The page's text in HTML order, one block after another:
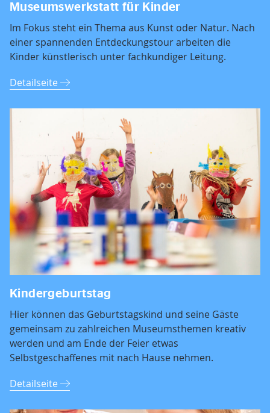
Museumswerkstatt für Kinder
Im Fokus steht ein Thema aus Kunst oder Natur. Nach
einer spannenden Entdeckungstour arbeiten die
Kinder künstlerisch unter fachkundiger Leitung.
Detailseite
Kindergeburtstag
Hier können das Geburtstagskind und seine Gäste
gemeinsam zu zahlreichen Museumsthemen kreativ
werden und am Ende der Feier etwas
Selbstgeschaffenes mit nach Hause nehmen.
Detailseite